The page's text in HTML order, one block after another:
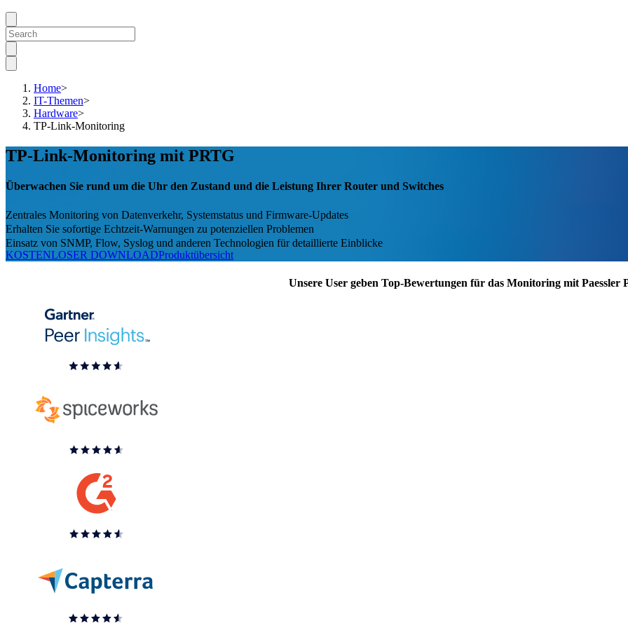
Home>
IT-Themen>
Hardware>
TP-Link-Monitoring
TP-Link-Monitoring mit PRTG
Überwachen Sie rund um die Uhr den Zustand und die Leistung Ihrer Router und Switches
Zentrales Monitoring von Datenverkehr, Systemstatus und Firmware-Updates
Erhalten Sie sofortige Echtzeit-Warnungen zu potenziellen Problemen
Einsatz von SNMP, Flow, Syslog und anderen Technologien für detaillierte Einblicke
KOSTENLOSER DOWNLOADProduktübersicht
Unsere User geben Top-Bewertungen für das Monitoring mit Paessler